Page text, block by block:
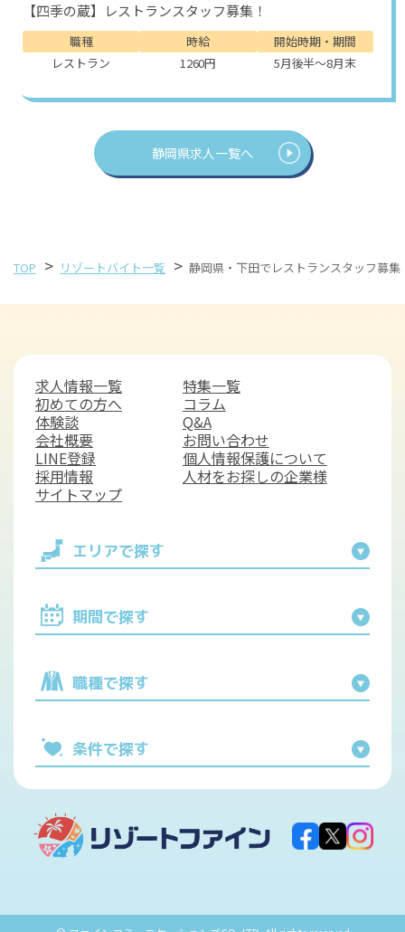
【四季の蔵】レストランスタッフ募集！
職種
レストラン
時給
1260円
開始時期・期間
5月後半～8月末
静岡県求人一覧へ
TOP > リゾートバイト一覧 > 静岡県・下田でレストランスタッフ募集
エリアで探す
期間で探す
職種で探す
条件で探す
求人情報一覧
特集一覧
初めての方へ
コラム
体験談
Q&A
会社概要
お問い合わせ
LINE登録
個人情報保護について
採用情報
人材をお探しの企業様
サイトマップ